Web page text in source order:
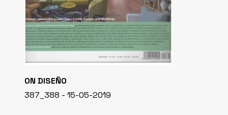
ON DISEÑO
387_388 - 15-05-2019